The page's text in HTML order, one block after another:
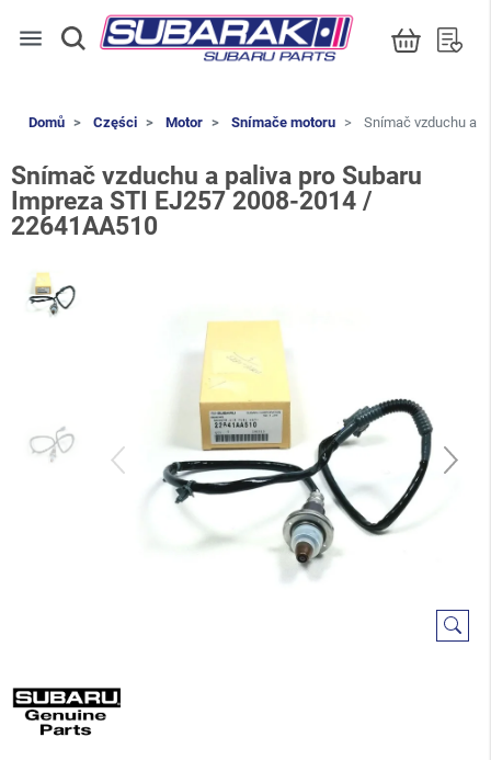
menu
Domů Części Motor Snímače motoru Snímač vzduchu a
Snímač vzduchu a paliva pro Subaru
Impreza STI EJ257 2008-2014 /
22641AA510